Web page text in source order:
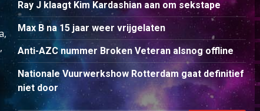
Ray J klaagt Kim Kardashian aan om sekstape
Max B na 15 jaar weer vrijgelaten
Anti-AZC nummer Broken Veteran alsnog offline
Nationale Vuurwerkshow Rotterdam gaat definitief
niet door